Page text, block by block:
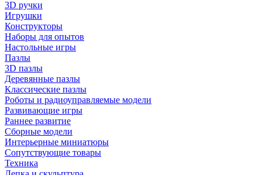
3D ручки
Игрушки
Конструкторы
Наборы для опытов
Настольные игры
Пазлы
3D пазлы
Деревянные пазлы
Классические пазлы
Роботы и радиоуправляемые модели
Развивающие игры
Раннее развитие
Сборные модели
Интерьерные миниатюры
Сопутствующие товары
Техника